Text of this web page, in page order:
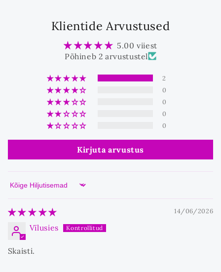
Klientide Arvustused
5.00 viiest
Põhineb 2 arvustustel
2
0
0
0
0
Kirjuta arvustus
Sort by
14/06/2026
Vīlusies
Skaisti.